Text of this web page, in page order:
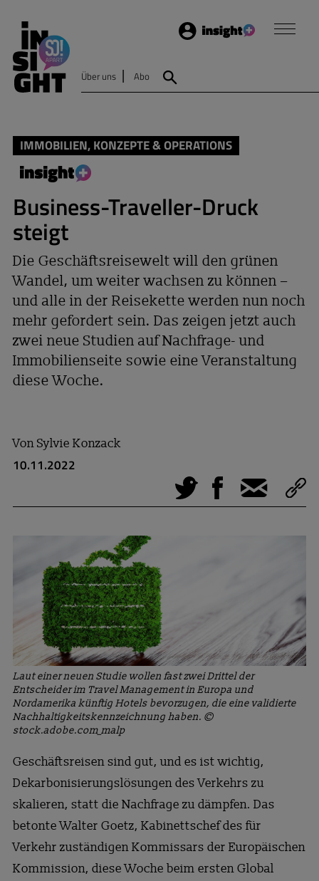
Login
Über uns Abo
IMMOBILIEN, KONZEPTE & OPERATIONS
Business-Traveller-Druck
steigt
Die Geschäftsreisewelt will den grünen
Wandel, um weiter wachsen zu können –
und alle in der Reisekette werden nun noch
mehr gefordert sein. Das zeigen jetzt auch
zwei neue Studien auf Nachfrage- und
Immobilienseite sowie eine Veranstaltung
diese Woche.
VonSylvie Konzack
10.11.2022
Tweet Facebook
E-Mail
Laut einer neuen Studie wollen fast zwei Drittel der
Entscheider im Travel Management in Europa und
Nordamerika künftig Hotels bevorzugen, die eine validierte
Nachhaltigkeitskennzeichnung haben. ©
stock.adobe.com_malp
Geschäftsreisen sind gut, und es ist wichtig,
Dekarbonisierungslösungen des Verkehrs zu
skalieren, statt die Nachfrage zu dämpfen. Das
betonte Walter Goetz, Kabinettschef des für
Verkehr zuständigen Kommissars der Europäischen
Kommission, diese Woche beim ersten Global